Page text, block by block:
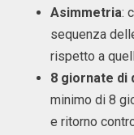
Asimmetria:
sequenza
rispetto a
8 giornate di
minimo di 8
e ritorno